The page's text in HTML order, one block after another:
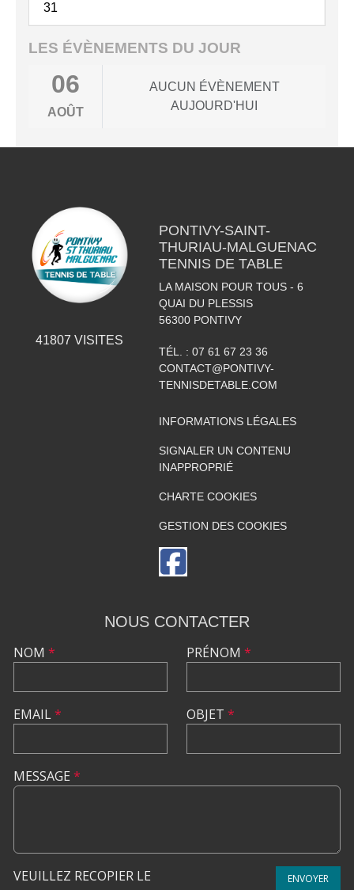
31
LES ÉVÈNEMENTS DU JOUR
06
AOÛT
AUCUN ÉVÈNEMENT
AUJOURD'HUI
41807 VISITES
PONTIVY-SAINT-
THURIAU-MALGUENAC
TENNIS DE TABLE
LA MAISON POUR TOUS - 6
QUAI DU PLESSIS
56300 PONTIVY
TÉL. : 07 61 67 23 36
CONTACT@PONTIVY-
TENNISDETABLE.COM
INFORMATIONS LÉGALES
SIGNALER UN CONTENU
INAPPROPRIÉ
CHARTE COOKIES
GESTION DES COOKIES
NOUS CONTACTER
NOM *
EMAIL*
PRÉNOM *
OBJET *
MESSAGE *
VEUILLEZ RECOPIER LE
ENVOYER